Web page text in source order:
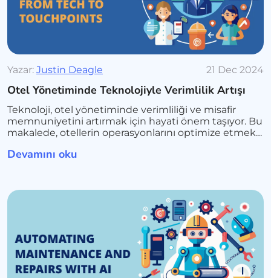
Yazar: Justin Deagle 21 Dec 2024
Otel Yönetiminde Teknolojiyle Verimlilik Artışı
Teknoloji, otel yönetiminde verimliliği ve misafir
memnuniyetini artırmak için hayati önem taşıyor. Bu
makalede, otellerin operasyonlarını optimize etmek
inceliyoruz.
Devamını oku